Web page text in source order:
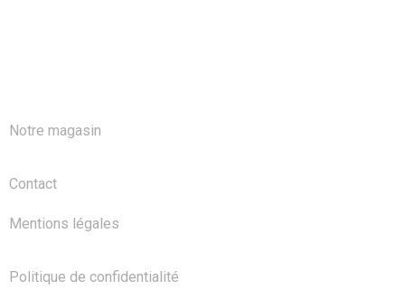
Notre magasin
Contact
Mentions légales
Politique de confidentialité